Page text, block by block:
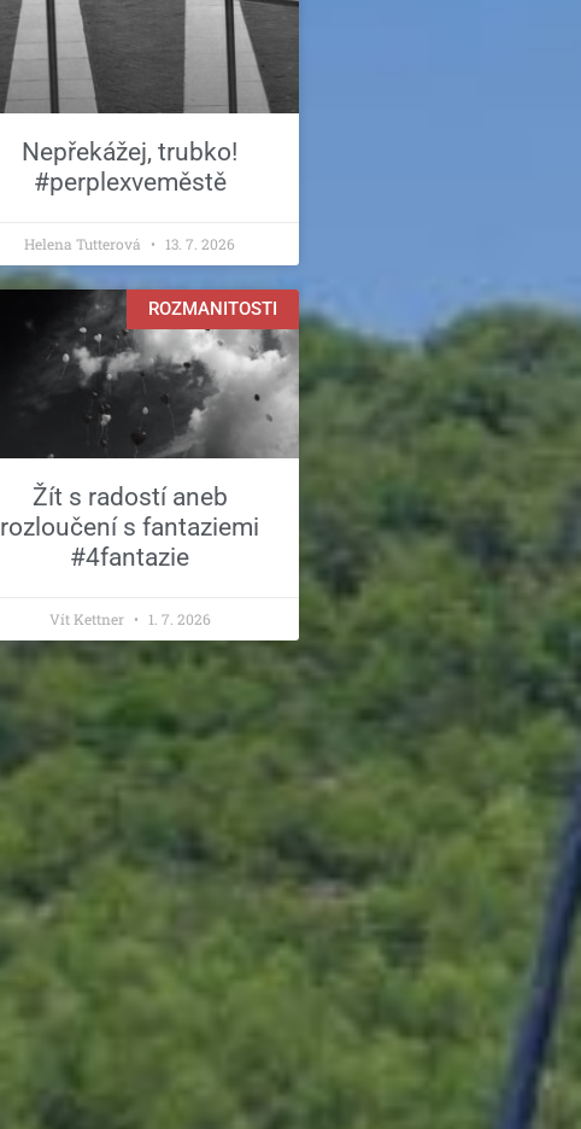
Nepřekážej, trubko!
#perplexveměstě
Helena Tutterová 13. 7. 2026
ROZMANITOSTI
Žít s radostí aneb
rozloučení s fantaziemi
#4fantazie
Vít Kettner 1. 7. 2026